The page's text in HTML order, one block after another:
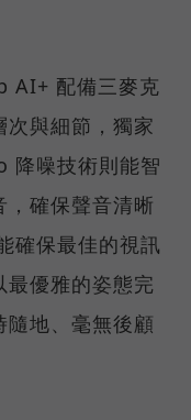
AI+ 配備三麥克
次與細節，獨家
噪技術則能智
確保聲音清晰
確保最佳的視訊
最優雅的姿態完
地、毫無後顧